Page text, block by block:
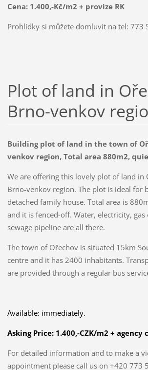
Cena: 1.400,-Kč/m2 + provize RK
Prohlídky si můžete domluvit na tel: 773
Plot of land in
Brno-venkov
Building plot of land in the town of
venkov region, Total area 880m2,
We are offering this lovely plot of land in
Brno-venkov region. The plot is ideal for
detached family house. Total area is
and it is fenced-off. Water, electricity, gas
sewage pipeline are all there.
The town of Ořechov is situated 15km
centre and it has 2400 inhabitants.
are provided through a regular bus
Available: immediately.
Asking Price: 1.400,-CZK/m2 + agency
For detailed information and to make a
appointment please call us on +420 773